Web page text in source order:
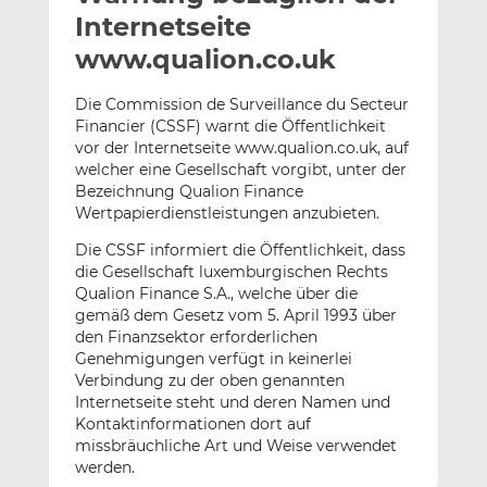
l
a
n
n
k
e
I
n
t
e
i
l
e
n
c
e
b
o
k
t
e
i
l
e
n
Internetseite
www.qualion.co.uk
Die Commission de Surveillance du Secteur
Financier (CSSF) warnt die Öffentlichkeit
vor der Internetseite www.qualion.co.uk, auf
welcher eine Gesellschaft vorgibt, unter der
Bezeichnung Qualion Finance
Wertpapierdienstleistungen anzubieten.
Die CSSF informiert die Öffentlichkeit, dass
die Gesellschaft luxemburgischen Rechts
Qualion Finance S.A., welche über die
gemäß dem Gesetz vom 5. April 1993 über
den Finanzsektor erforderlichen
Genehmigungen verfügt in keinerlei
Verbindung zu der oben genannten
Internetseite steht und deren Namen und
Kontaktinformationen dort auf
missbräuchliche Art und Weise verwendet
werden.